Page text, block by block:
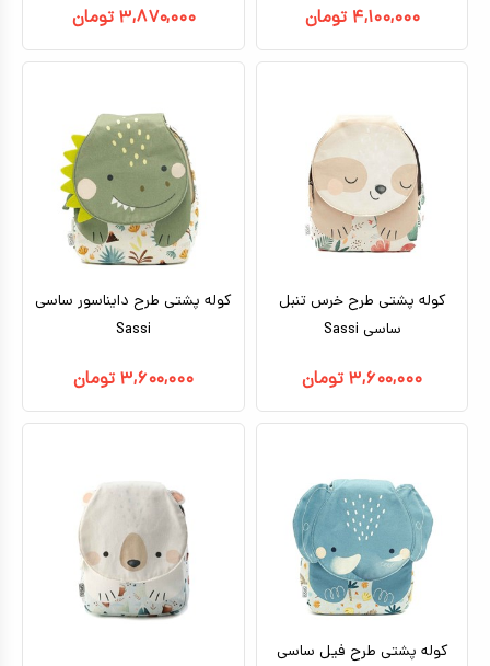
۴,۱۰۰,۰۰۰ تومان ۳,۸۷۰,۰۰۰ تومان
کوله پشتی طرح خرس تنبل
ساسی Sassi
۳,۶۰۰,۰۰۰ تومان
کوله پشتی طرح دایناسور ساسی
Sassi
۳,۶۰۰,۰۰۰ تومان
کوله پشتی طرح فیل ساسی